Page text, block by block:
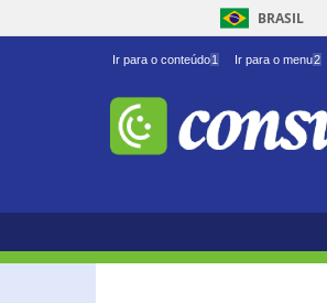
BRASIL
Ir para o conteúdo1 Ir para o menu2